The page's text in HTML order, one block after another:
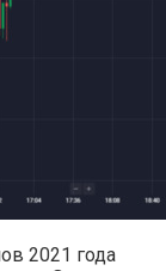
2021 года